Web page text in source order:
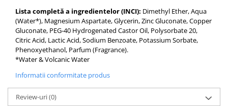
Lista completă a ingredientelor (INCI): Dimethyl Ether, Aqua
(Water*), Magnesium Aspartate, Glycerin, Zinc Gluconate, Copper
Gluconate, PEG-40 Hydrogenated Castor Oil, Polysorbate 20,
Citric Acid, Lactic Acid, Sodium Benzoate, Potassium Sorbate,
Phenoxyethanol, Parfum (Fragrance).
*Water & Volcanic Water
Informatii conformitate produs
Review-uri(0)